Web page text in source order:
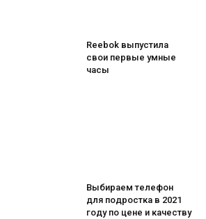
Reebok выпустила
свои первые умные
часы
Выбираем телефон
для подростка в 2021
году по цене и качеству